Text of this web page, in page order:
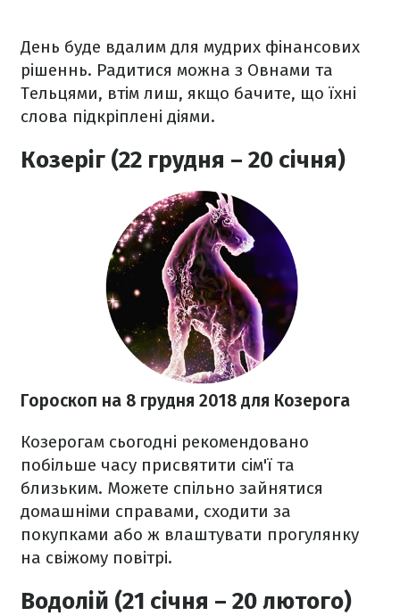
День буде вдалим для мудрих фінансових
рішеннь. Радитися можна з Овнами та
Тельцями, втім лиш, якщо бачите, що їхні
слова підкріплені діями.
Козеріг (22 грудня – 20 січня)
Гороскоп на 8 грудня 2018 для Козерога
Козерогам сьогодні рекомендовано
побільше часу присвятити сім'ї та
близьким. Можете спільно зайнятися
домашніми справами, сходити за
покупками або ж влаштувати прогулянку
на свіжому повітрі.
Водолій (21 січня – 20 лютого)